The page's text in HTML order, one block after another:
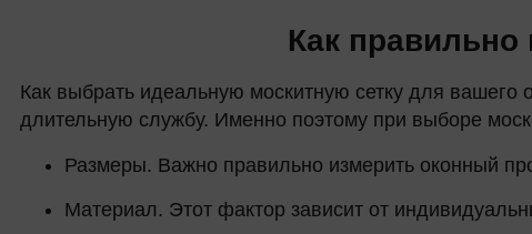
Как
Как выбрать идеальную москитную сетку для вашего
длительную службу. Именно поэтому при выборе
Размеры. Важно правильно измерить оконный
Материал. Этот фактор зависит от